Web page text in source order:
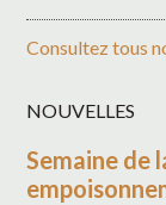
Consultez tous
NOUVELLES
Semaine de